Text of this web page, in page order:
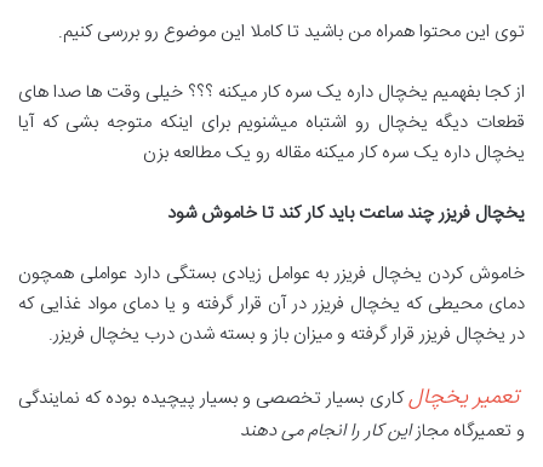
توی این محتوا همراه من باشید تا کاملا این موضوع رو بررسی کنیم.
از کجا بفهمیم یخچال داره یک سره کار میکنه ؟؟؟ خیلی وقت ها صدا های
قطعات دیگه یخچال رو اشتباه میشنویم برای اینکه متوجه بشی که آیا
یخچال داره یک سره کار میکنه مقاله رو یک مطالعه بزن
یخچال فریزر چند ساعت باید کار کند تا خاموش شود
خاموش کردن یخچال فریزر به عوامل زیادی بستگی دارد عواملی همچون
دمای محیطی که یخچال فریزر در آن قرار گرفته و یا دمای مواد غذایی که
در یخچال فریزر قرار گرفته و میزان باز و بسته شدن درب یخچال فریزر.
تعمیر یخچالکاری بسیار تخصصی و بسیار پیچیده بوده که نمایندگی
و تعمیرگاه مجازاین کار را انجام می دهند